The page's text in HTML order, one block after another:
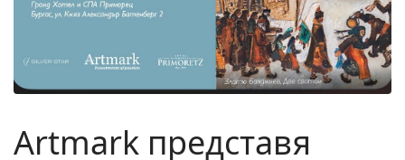
Artmark представя